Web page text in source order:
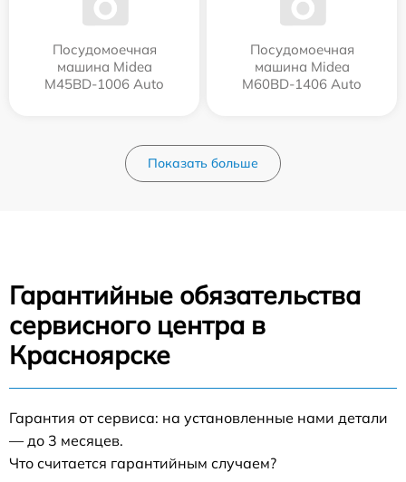
Посудомоечная
машина Midea
M45BD-1006 Auto
Посудомоечная
машина Midea
M60BD-1406 Auto
Показать больше
Гарантийные обязательства
сервисного центра в
Красноярске
Гарантия от сервиса: на установленные нами детали
— до 3 месяцев.
Что считается гарантийным случаем?